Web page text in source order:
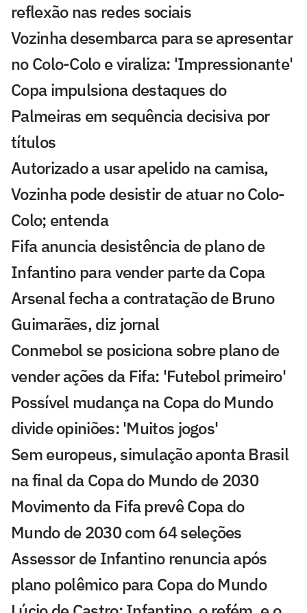
reflexão nas redes sociais
Vozinha desembarca para se apresentar
no Colo-Colo e viraliza: 'Impressionante'
Copa impulsiona destaques do
Palmeiras em sequência decisiva por
títulos
Autorizado a usar apelido na camisa,
Vozinha pode desistir de atuar no Colo-
Colo; entenda
Fifa anuncia desistência de plano de
Infantino para vender parte da Copa
Arsenal fecha a contratação de Bruno
Guimarães, diz jornal
Conmebol se posiciona sobre plano de
vender ações da Fifa: 'Futebol primeiro'
Possível mudança na Copa do Mundo
divide opiniões: 'Muitos jogos'
Sem europeus, simulação aponta Brasil
na final da Copa do Mundo de 2030
Movimento da Fifa prevê Copa do
Mundo de 2030 com 64 seleções
Assessor de Infantino renuncia após
plano polêmico para Copa do Mundo